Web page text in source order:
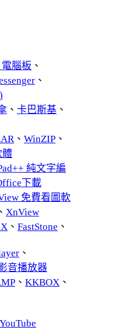
腦板 、
、
、 卡巴斯基 、
、 WinZIP 、
體
純文字編
下載
免費看圖軟
、 XnView
、 FastStone 、
、
音播放器
、 KKBOX 、